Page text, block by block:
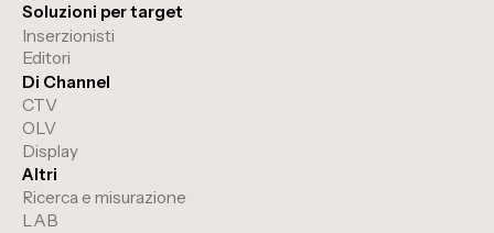
Soluzioni per target
Inserzionisti
Editori
Di Channel
CTV
OLV
Display
Altri
Ricerca e misurazione
LAB